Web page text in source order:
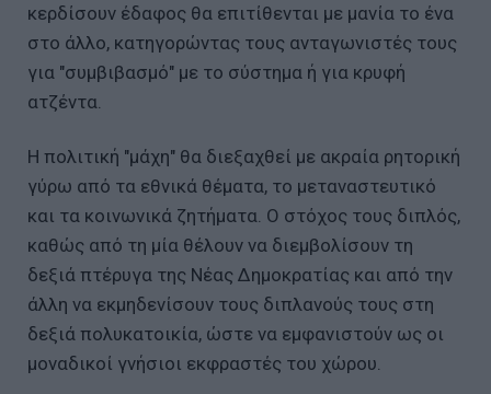
κερδίσουν έδαφος θα επιτίθενται με μανία το ένα
στο άλλο, κατηγορώντας τους ανταγωνιστές τους
για "συμβιβασμό" με το σύστημα ή για κρυφή
ατζέντα.
Η πολιτική "μάχη" θα διεξαχθεί με ακραία ρητορική
γύρω από τα εθνικά θέματα, το μεταναστευτικό
και τα κοινωνικά ζητήματα. Ο στόχος τους διπλός,
καθώς από τη μία θέλουν να διεμβολίσουν τη
δεξιά πτέρυγα της Νέας Δημοκρατίας και από την
άλλη να εκμηδενίσουν τους διπλανούς τους στη
δεξιά πολυκατοικία, ώστε να εμφανιστούν ως οι
μοναδικοί γνήσιοι εκφραστές του χώρου.